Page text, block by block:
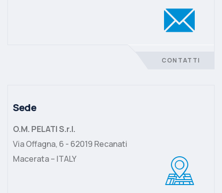
CONTATTI
Sede
O.M. PELATI S.r.l.
Via Offagna, 6 - 62019 Recanati
Macerata – ITALY